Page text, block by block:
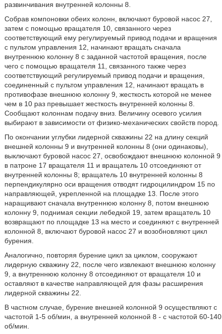
развинчивания внутренней колонны 8.
Собрав компоновки обеих колонн, включают буровой насос 27,
затем с помощью вращателя 10, связанного через
соответствующий ему регулируемый привод подачи и вращения
с пультом управления 12, начинают вращать сначала
внутреннюю колонну 8 с заданной частотой вращения, после
чего с помощью вращателя 11, связанного также через
соответствующий регулируемый привод подачи и вращения,
соединенный с пультом управления 12, начинают вращать в
противофазе внешнюю колонну 9, жесткость которой не менее
чем в 10 раз превышает жесткость внутренней колонны 8.
Сообщают колоннам подачу вниз. Величину осевого усилия
выбирают в зависимости от физико-механических свойств пород.
По окончании углубки лидерной скважины 22 на длину секций
внешней колонны 9 и внутренней колонны 8 (они одинаковы),
выключают буровой насос 27, освобождают внешнюю колонной 9
в патроне 17 вращателя 11 и вращатель 10 отсоединяют от
внутренней колонны 8; вращатель 10 внутренней колонны 8
перпендикулярно оси вращения отводят гидроцилиндром 15 по
направляющей, укрепленной на площадке 13. После этого
наращивают сначала внутреннюю колонну 8, потом внешнюю
колонну 9, поднимая секции лебедкой 19, затем вращатель 10
возвращают по площадке 13 на место и соединяют с внутренней
колонной 8, включают буровой насос 27 и возобновляют цикл
бурения.
Аналогично, повторяя бурение цикл за циклом, сооружают
лидерную скважину 22, после чего извлекают внешнюю колонну
9, а внутреннюю колонну 8 отсоединяют от вращателя 10 и
оставляют в качестве направляющей для фазы расширения
лидерной скважины 22.
В частном случае, бурение внешней колонной 9 осуществляют с
частотой 1-5 об/мин, а внутренней колонной 8 - с частотой 60-140
об/мин.